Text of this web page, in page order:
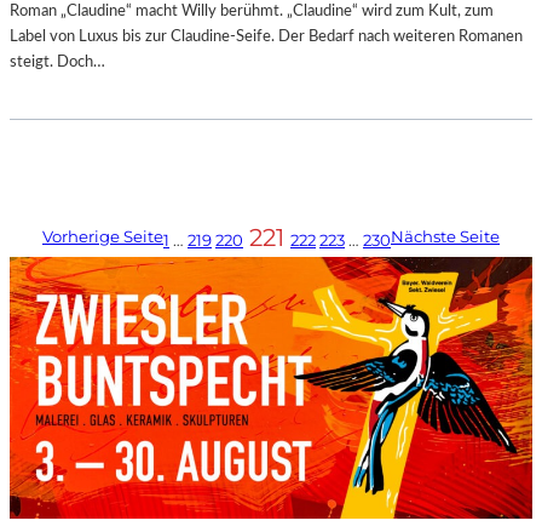
Roman „Claudine“ macht Willy berühmt. „Claudine“ wird zum Kult, zum
Label von Luxus bis zur Claudine-Seife. Der Bedarf nach weiteren Romanen
steigt. Doch…
Vorherige Seite1 … 219220 221 222223 … 230Nächste Seite